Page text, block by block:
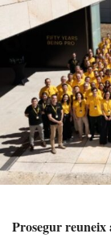
Prosegur